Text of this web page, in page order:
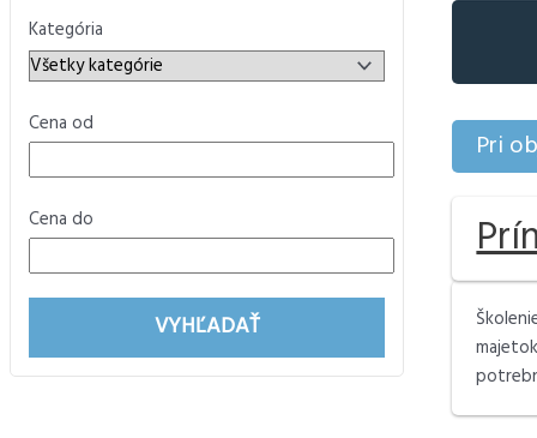
Kategória
Cena od
Cena do
VYHĽADAŤ
Pri